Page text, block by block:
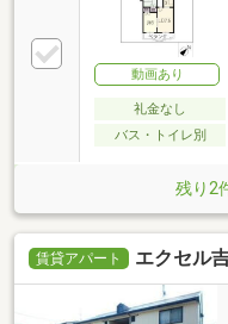
動画あり
礼金なし
バス・トイレ別
残り2
賃貸アパート エクセル